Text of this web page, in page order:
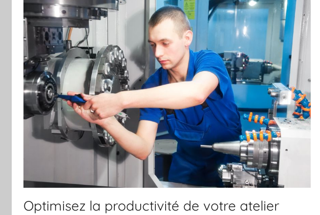
Optimisez la productivité de votre atelier